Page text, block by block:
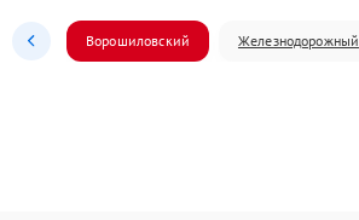
Ворошиловский Железнодорожный